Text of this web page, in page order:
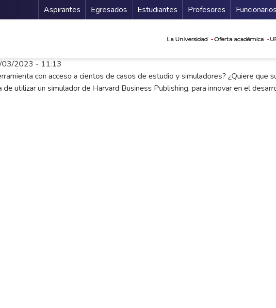
Menu Secundario
Aspirantes Egresados Estudiantes Profesores Funcionarios
La Universidad Oferta académica
03/2023 - 11:13
con acceso a cientos de casos de estudio y simuladores? ¿Quiere
utilizar un simulador de Harvard Business Publishing, para innovar en el